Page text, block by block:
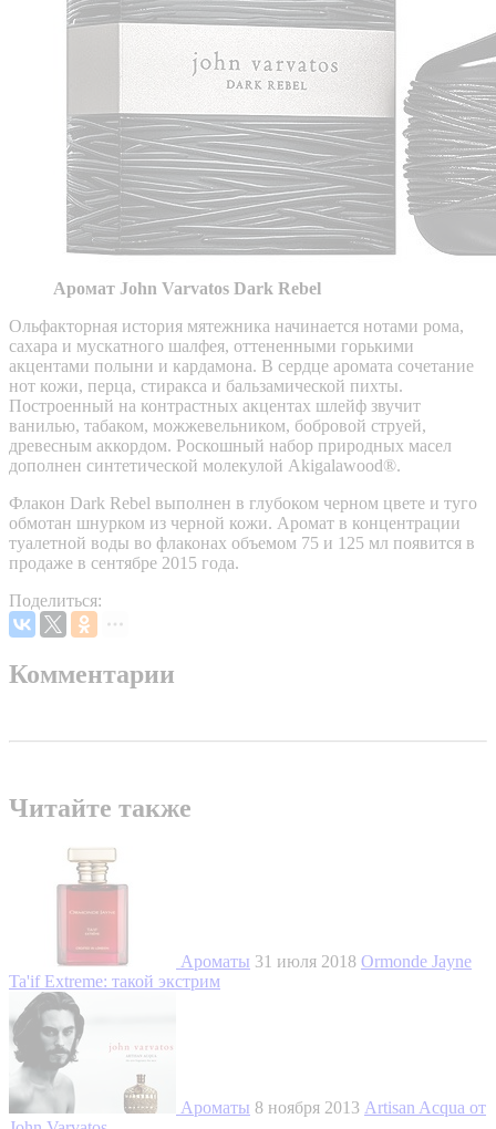
Аромат John Varvatos Dark Rebel
Ольфакторная история мятежника начинается нотами рома,
сахара и мускатного шалфея, оттененными горькими
акцентами полыни и кардамона. В сердце аромата сочетание
нот кожи, перца, стиракса и бальзамической пихты.
Построенный на контрастных акцентах шлейф звучит
ванилью, табаком, можжевельником, бобровой струей,
древесным аккордом. Роскошный набор природных масел
дополнен синтетической молекулой Akigalawood®.
Флакон Dark Rebel выполнен в глубоком черном цвете и туго
обмотан шнурком из черной кожи. Аромат в концентрации
туалетной воды во флаконах объемом 75 и 125 мл появится в
продаже в сентябре 2015 года.
Поделиться:
Комментарии
Читайте также
Ароматы 31 июля 2018 Ormonde Jayne
Ta'if Extreme: такой экстрим
Ароматы 8 ноября 2013 Artisan Acqua от